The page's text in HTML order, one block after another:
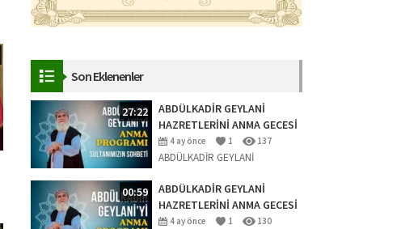
Son Eklenenler
27:22
ABDÜLKADİR GEYLANİ
HAZRETLERİNİ ANMA GECESİ
2026 (SOHBET)
4 ay önce 1 137
ABDÜLKADİR GEYLANİ
00:59
ABDÜLKADİR GEYLANİ
HAZRETLERİNİ ANMA GECESİ
(18.04.2026)
4 ay önce 1 130